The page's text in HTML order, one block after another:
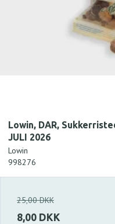
Lowin, DAR,
JULI 2026
Lowin
998276
25,00 DKK
8,00 DKK